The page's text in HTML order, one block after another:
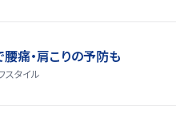
痛・肩こりの予防も
スタイル